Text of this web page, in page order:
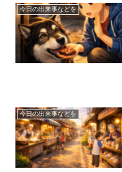
今日の出来事などを
今日の出来事などを